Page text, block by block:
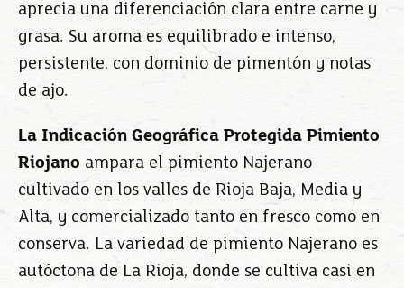
aprecia una diferenciación clara entre carne y
grasa. Su aroma es equilibrado e intenso,
persistente, con dominio de pimentón y notas
de ajo.
La Indicación Geográfica Protegida Pimiento
Riojano ampara el pimiento Najerano
cultivado en los valles de Rioja Baja, Media y
Alta, y comercializado tanto en fresco como en
conserva. La variedad de pimiento Najerano es
autóctona de La Rioja, donde se cultiva casi en